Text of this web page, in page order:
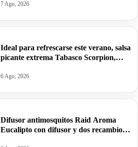
7 Ago, 2026
Ideal para refrescarse este verano, salsa
picante extrema Tabasco Scorpion,
6 Ago, 2026
Difusor antimosquitos Raid Aroma
Eucalipto con difusor y dos recambios